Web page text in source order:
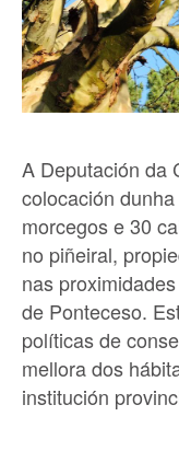
A Deputación da
colocación
morcegos e 30
no piñeiral,
nas
de Ponteceso.
políticas de
mellora dos
institución